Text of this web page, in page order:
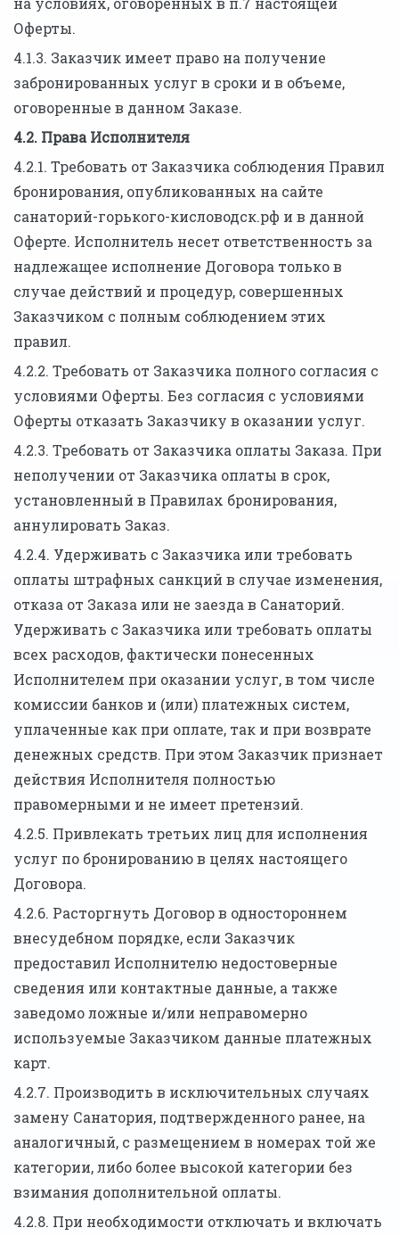
Оферты.
4.1.3. Заказчик имеет право на получение
забронированных услуг в сроки и в объеме,
оговоренные в данном Заказе.
4.2. Права Исполнителя
4.2.1. Требовать от Заказчика соблюдения Правил
бронирования, опубликованных на сайте
санаторий-горького-кисловодск.рф и в данной
Оферте. Исполнитель несет ответственность за
надлежащее исполнение Договора только в
случае действий и процедур, совершенных
Заказчиком с полным соблюдением этих
правил.
4.2.2. Требовать от Заказчика полного согласия с
условиями Оферты. Без согласия с условиями
Оферты отказать Заказчику в оказании услуг.
4.2.3. Требовать от Заказчика оплаты Заказа. При
неполучении от Заказчика оплаты в срок,
установленный в Правилах бронирования,
аннулировать Заказ.
4.2.4. Удерживать с Заказчика или требовать
оплаты штрафных санкций в случае изменения,
отказа от Заказа или не заезда в Санаторий.
Удерживать с Заказчика или требовать оплаты
всех расходов, фактически понесенных
Исполнителем при оказании услуг, в том числе
комиссии банков и (или) платежных систем,
уплаченные как при оплате, так и при возврате
денежных средств. При этом Заказчик признает
действия Исполнителя полностью
правомерными и не имеет претензий.
4.2.5. Привлекать третьих лиц для исполнения
услуг по бронированию в целях настоящего
Договора.
4.2.6. Расторгнуть Договор в одностороннем
внесудебном порядке, если Заказчик
предоставил Исполнителю недостоверные
сведения или контактные данные, а также
заведомо ложные и/или неправомерно
используемые Заказчиком данные платежных
карт.
4.2.7. Производить в исключительных случаях
замену Санатория, подтвержденного ранее, на
аналогичный, с размещением в номерах той же
категории, либо более высокой категории без
взимания дополнительной оплаты.
4.2.8. При необходимости отключать и включать